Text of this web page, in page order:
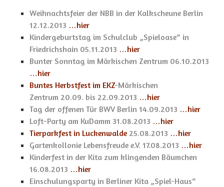
Weihnachtsfeier der NBB in der Kalkscheune Berlin
12.12.2013 …hier
Kindergeburtstag im Schulclub „Spieloase“ in
Friedrichshain 05.11.2013 …hier
Bunter Sonntag im Märkischen Zentrum 06.10.2013
…hier
Buntes Herbstfest im EKZ-Märkischen
Zentrum 20.09. bis 22.09.2013 …hier
Tag der offenen Tür BWV Berlin 14.09.2013 …hier
Loft-Party am KuDamm 31.08.2013 …hier
Tierparkfest in Luckenwalde 25.08.2013 …hier
Gartenkollonie Lebensfreude e.V. 17.08.2013 …hier
Kinderfest in der Kita zum klingenden Bäumchen
16.08.2013 …hier
Einschulungsparty in Berliner Kita „Spiel-Haus“